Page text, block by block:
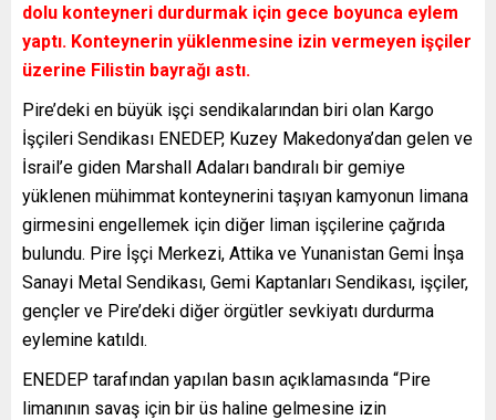
dolu konteyneri durdurmak için gece boyunca eylem
yaptı. Konteynerin yüklenmesine izin vermeyen işçiler
üzerine Filistin bayrağı astı.
Pire’deki en büyük işçi sendikalarından biri olan Kargo
İşçileri Sendikası ENEDEP, Kuzey Makedonya’dan gelen ve
İsrail’e giden Marshall Adaları bandıralı bir gemiye
yüklenen mühimmat konteynerini taşıyan kamyonun limana
girmesini engellemek için diğer liman işçilerine çağrıda
bulundu. Pire İşçi Merkezi, Attika ve Yunanistan Gemi İnşa
Sanayi Metal Sendikası, Gemi Kaptanları Sendikası, işçiler,
gençler ve Pire’deki diğer örgütler sevkiyatı durdurma
eylemine katıldı.
ENEDEP tarafından yapılan basın açıklamasında “Pire
limanının savaş için bir üs haline gelmesine izin